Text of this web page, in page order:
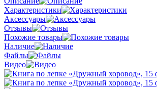
Характеристики
Аксессуары
Отзывы
Похожие товары
Наличие
Файлы
Видео